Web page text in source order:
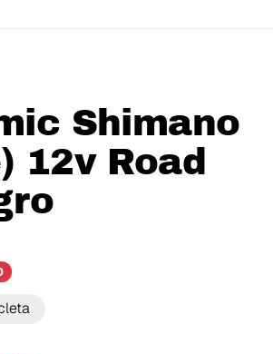
Shimano
12v Road